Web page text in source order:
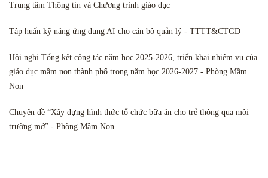
Trung tâm Thông tin và Chương trình giáo dục
Tập huấn kỹ năng ứng dụng AI cho cán bộ quản lý - TTTT&CTGD
Hội nghị Tổng kết công tác năm học 2025-2026, triển khai nhiệm vụ của
giáo dục mầm non thành phố trong năm học 2026-2027 - Phòng Mầm
Non
Chuyên đề “Xây dựng hình thức tổ chức bữa ăn cho trẻ thông qua môi
trường mở” - Phòng Mầm Non